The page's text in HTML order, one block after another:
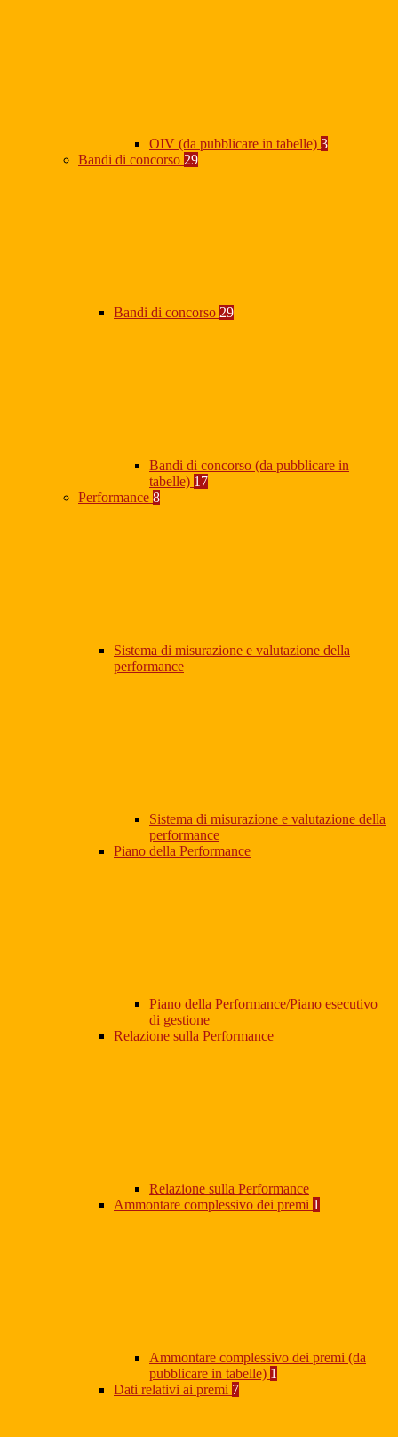
OIV (da pubblicare in tabelle) 3
Bandi di concorso 29
Bandi di concorso 29
Bandi di concorso (da pubblicare in
tabelle) 17
Performance 8
Sistema di misurazione e valutazione della
performance
Sistema di misurazione e valutazione della
performance
Piano della Performance
Piano della Performance/Piano esecutivo
di gestione
Relazione sulla Performance
Relazione sulla Performance
Ammontare complessivo dei premi 1
Ammontare complessivo dei premi (da
pubblicare in tabelle) 1
Dati relativi ai premi 7